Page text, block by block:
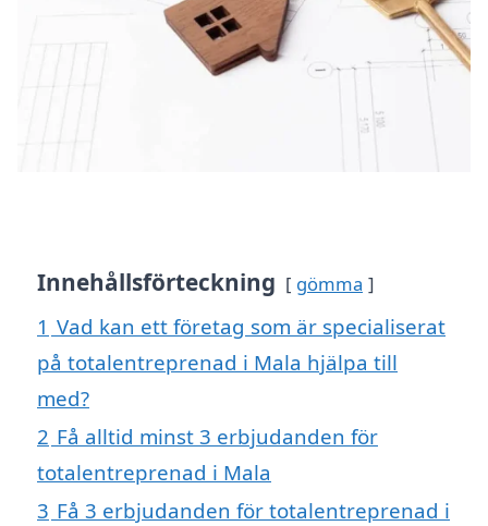
Innehållsförteckning gömma
1 Vad kan ett företag som är specialiserat
på totalentreprenad i Mala hjälpa till
med?
2 Få alltid minst 3 erbjudanden för
totalentreprenad i Mala
3 Få 3 erbjudanden för totalentreprenad i